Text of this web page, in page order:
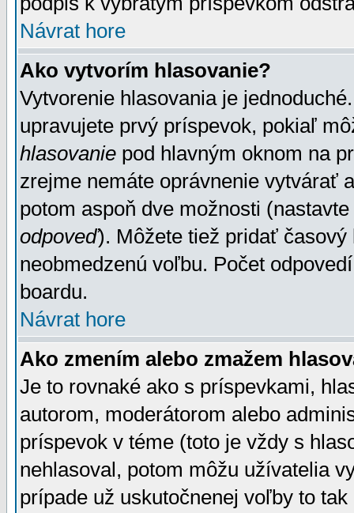
Návrat hore
Ako vytvorím hlasovanie?
Vytvorenie hlasovania je
upravujete prvý príspevok, pokiaľ
hlasovanie pod hlavným oknom na
zrejme nemáte oprávnenie vytvárať
potom aspoň dve možnosti
odpoveď). Môžete tiež pridať
neobmedzenú voľbu. Počet
boardu.
Návrat hore
Ako zmením alebo zmažem
Je to rovnaké ako s príspevkami,
autorom, moderátorom alebo
príspevok v téme (toto je vždy s
nehlasoval, potom môžu užívatelia
prípade už uskutočnenej voľby to